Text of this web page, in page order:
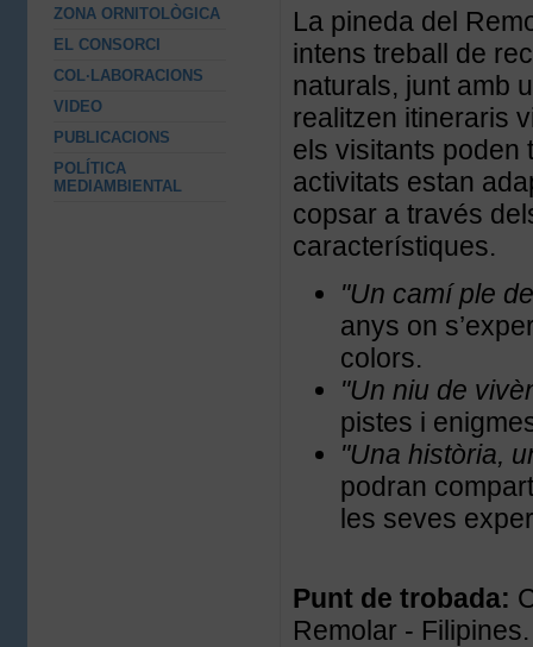
ZONA ORNITOLÒGICA
EL CONSORCI
COL·LABORACIONS
VIDEO
PUBLICACIONS
POLÍTICA
MEDIAMBIENTAL
La pineda del
intens treball de
naturals, junt amb
realitzen itineraris
els visitants poden
activitats estan
copsar a través
característiques.
"Un camí ple
anys on
colors.
"Un niu de
pistes i
"Una història,
podran
les seves
Punt de trobada:
Remolar -